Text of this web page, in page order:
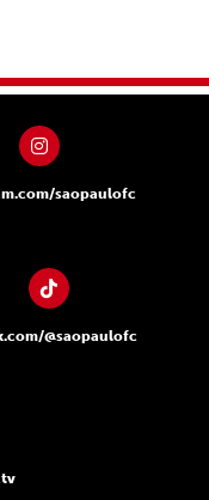
saopaulofc
@saopaulofc